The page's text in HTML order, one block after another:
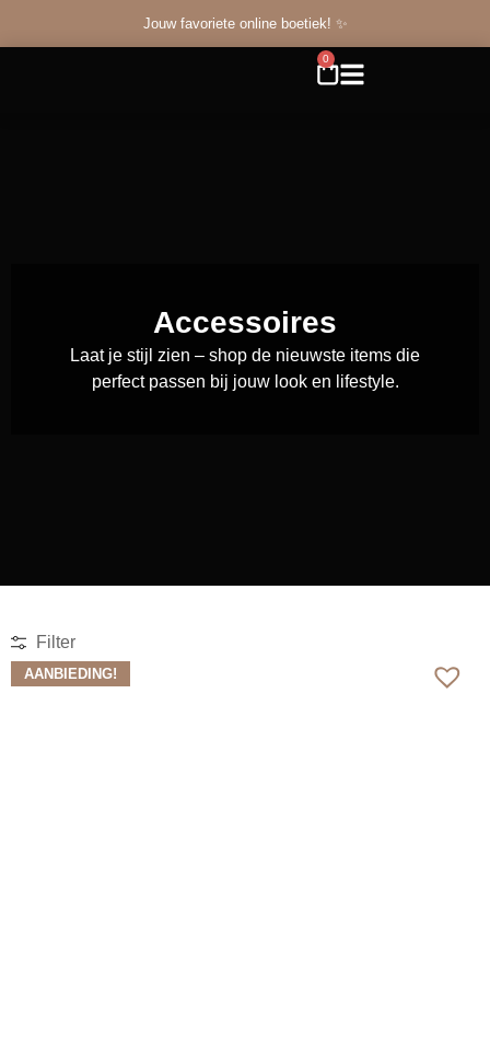
Jouw favoriete online boetiek! ✨
0
Accessoires
Laat je stijl zien – shop de nieuwste items die
perfect passen bij jouw look en lifestyle.
Filter
AANBIEDING!